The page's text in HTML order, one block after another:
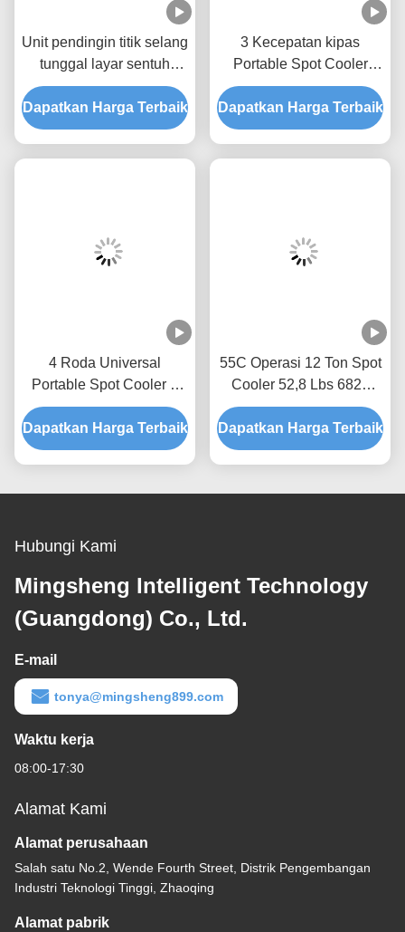
Unit pendingin titik selang
tunggal layar sentuh
dengan air kondensasi
menguap
Dapatkan Harga Terbaik
3 Kecepatan kipas
Portable Spot Cooler
Beige Single Hose
Exhaust Commercial
Spot Coolers
Dapatkan Harga Terbaik
4 Roda Universal
Portable Spot Cooler 3
Kecepatan Kipas Industri
Spot Cooler
Dapatkan Harga Terbaik
55C Operasi 12 Ton Spot
Cooler 52,8 Lbs 6824
BTU Spot Cooler Ac
Disesuaikan
Dapatkan Harga Terbaik
Hubungi Kami
Mingsheng Intelligent Technology
(Guangdong) Co., Ltd.
E-mail
tonya@mingsheng899.com
Waktu kerja
08:00-17:30
Alamat Kami
Alamat perusahaan
Salah satu No.2, Wende Fourth Street, Distrik Pengembangan
Industri Teknologi Tinggi, Zhaoqing
Alamat pabrik